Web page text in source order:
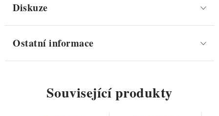
Diskuze
Ostatní informace
Související produkty